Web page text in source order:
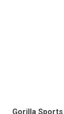
Gorilla